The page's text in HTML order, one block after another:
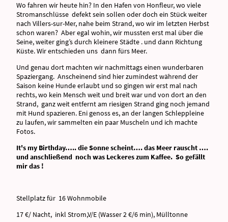
Wo fahren wir heute hin? In den Hafen von Honfleur, wo viele
Stromanschlüsse defekt sein sollen oder doch ein Stück weiter
nach Villers-sur-Mer, nahe beim Strand, wo wir im letzten Herbst
schon waren? Aber egal wohin, wir mussten erst mal über die
Seine, weiter ging’s durch kleinere Städte . und dann Richtung
Küste. Wir entschieden uns dann fürs Meer.
Und genau dort machten wir nachmittags einen wunderbaren
Spaziergang. Anscheinend sind hier zumindest während der
Saison keine Hunde erlaubt und so gingen wir erst mal nach
rechts, wo kein Mensch weit und breit war und von dort an den
Strand, ganz weit entfernt am riesigen Strand ging noch jemand
mit Hund spazieren. Eni genoss es, an der langen Schleppleine
zu laufen, wir sammelten ein paar Muscheln und ich machte
Fotos.
It's my Birthday….. die Sonne scheint…. das Meer rauscht ….
und anschließend noch was Leckeres zum Kaffee. So gefällt
mir das !
Stellplatz für 16 Wohnmobile
17 €/ Nacht, inkl Strom,V/E (Wasser 2 €/6 min), Mülltonne